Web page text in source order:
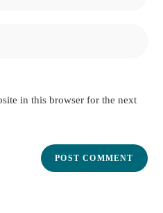
in this browser for the next